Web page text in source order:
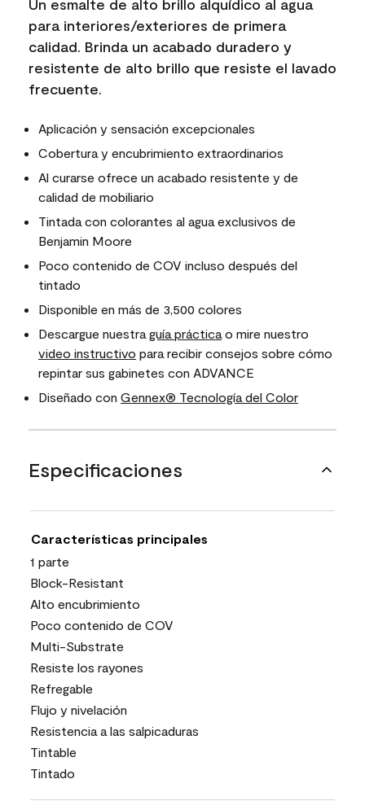
Un esmalte de alto brillo alquídico al agua
para interiores/exteriores de primera
calidad. Brinda un acabado duradero y
resistente de alto brillo que resiste el lavado
frecuente.
Aplicación y sensación excepcionales
Cobertura y encubrimiento extraordinarios
Al curarse ofrece un acabado resistente y de
calidad de mobiliario
Tintada con colorantes al agua exclusivos de
Benjamin Moore
Poco contenido de COV incluso después del
tintado
Disponible en más de 3,500 colores
Descargue nuestraguía prácticao mire nuestro
video instructivo para recibir consejos sobre cómo
repintar sus gabinetes con ADVANCE
Diseñado con Gennex® Tecnología del Color
Especificaciones
Características principales
1 parte
Block-Resistant
Alto encubrimiento
Poco contenido de COV
Multi-Substrate
Resiste los rayones
Refregable
Flujo y nivelación
Resistencia a las salpicaduras
Tintable
Tintado